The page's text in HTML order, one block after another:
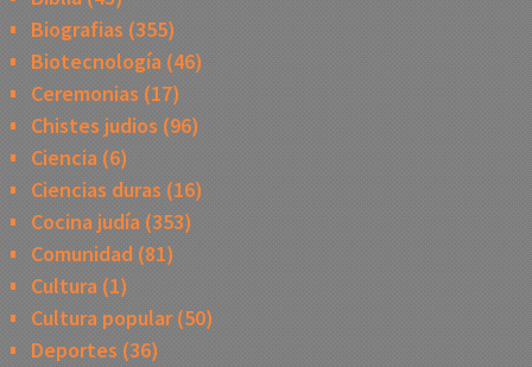
Biografias (355)
Biotecnología(46)
Ceremonias (17)
Chistes judios (96)
Ciencia(6)
Ciencias duras (16)
Cocina judía(353)
Comunidad(81)
Cultura(1)
Cultura popular(50)
Deportes (36)